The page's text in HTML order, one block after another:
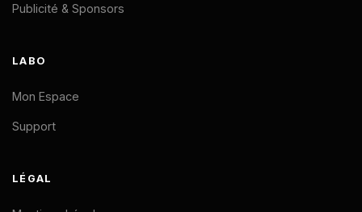
Publicité & Sponsors
LABO
Mon Espace
Support
LÉGAL